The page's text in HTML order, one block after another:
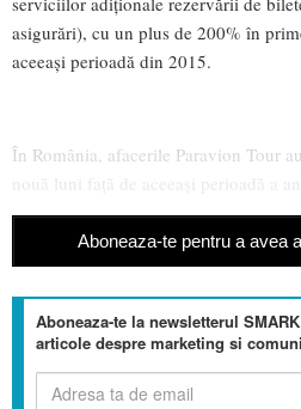
asigurări), cu un plus de 200% în
aceeaşi perioadă din 2015.
În România, afacerile Paravion Tour
nouă luni faţă de aceeaşi perioadă a
Aboneaza-te pentru a avea
Aboneaza-te la newsletterul
articole despre marketing si